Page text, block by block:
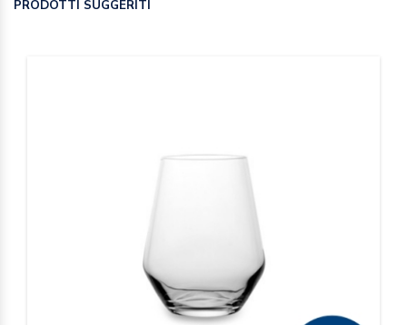
PRODOTTI SUGGERITI